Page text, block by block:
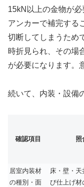
15kN以上の金物が
アンカーで補完する
切断してしまうため
時折見られ、その場
が必要になります。
続いて、内装・設備
確認項目 照
居室内装材
の種別・面
床・壁・天
び仕上げ材